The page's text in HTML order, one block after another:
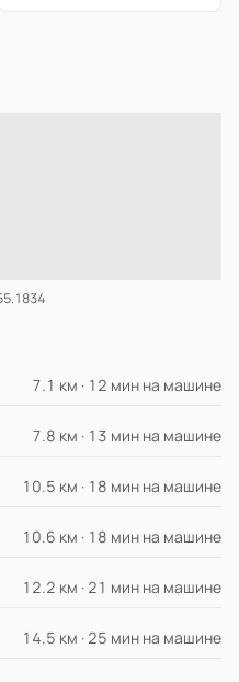
7.1 км · 12 мин на машине
7.8 км · 13 мин на машине
10.5 км · 18 мин на машине
10.6 км · 18 мин на машине
12.2 км · 21 мин на машине
14.5 км · 25 мин на машине